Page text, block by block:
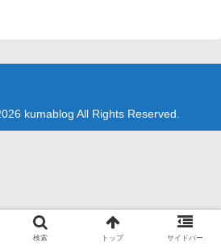
kumablog All Rights Reserved.
検索 トップ サイドバー